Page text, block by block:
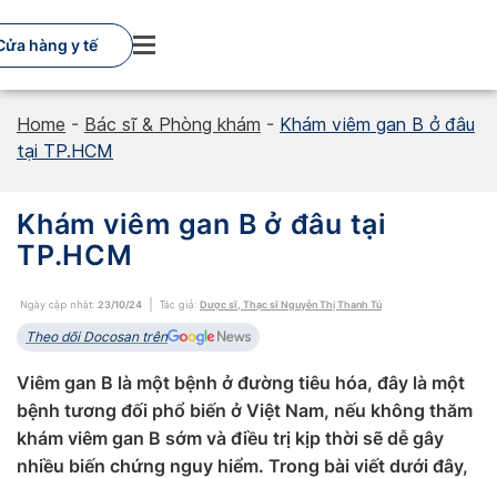
to
content
hàng y tế
Home - Bác sĩ & Phòng khám - Khám viêm gan B ở đâu
tại TP.HCM
Khám viêm gan B ở đâu tại
TP.HCM
Ngày cập nhật: 23/10/24 Tác giả: Dược sĩ, Thạc sĩ Nguyễn Thị Thanh Tú
Theo dõi Docosan trên
Viêm gan B là một bệnh ở đường tiêu hóa, đây là một
bệnh tương đối phổ biến ở Việt Nam, nếu không thăm
khám viêm gan B sớm và điều trị kịp thời sẽ dễ gây
nhiều biến chứng nguy hiểm. Trong bài viết dưới đây,